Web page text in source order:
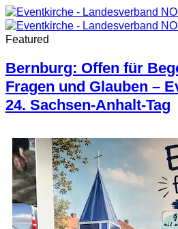
Featured
Bernburg: Offen für
Fragen und Glauben –
24. Sachsen-Anhalt-Tag